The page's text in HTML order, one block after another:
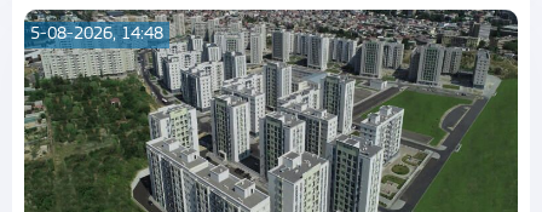
5-08-2026, 14:48